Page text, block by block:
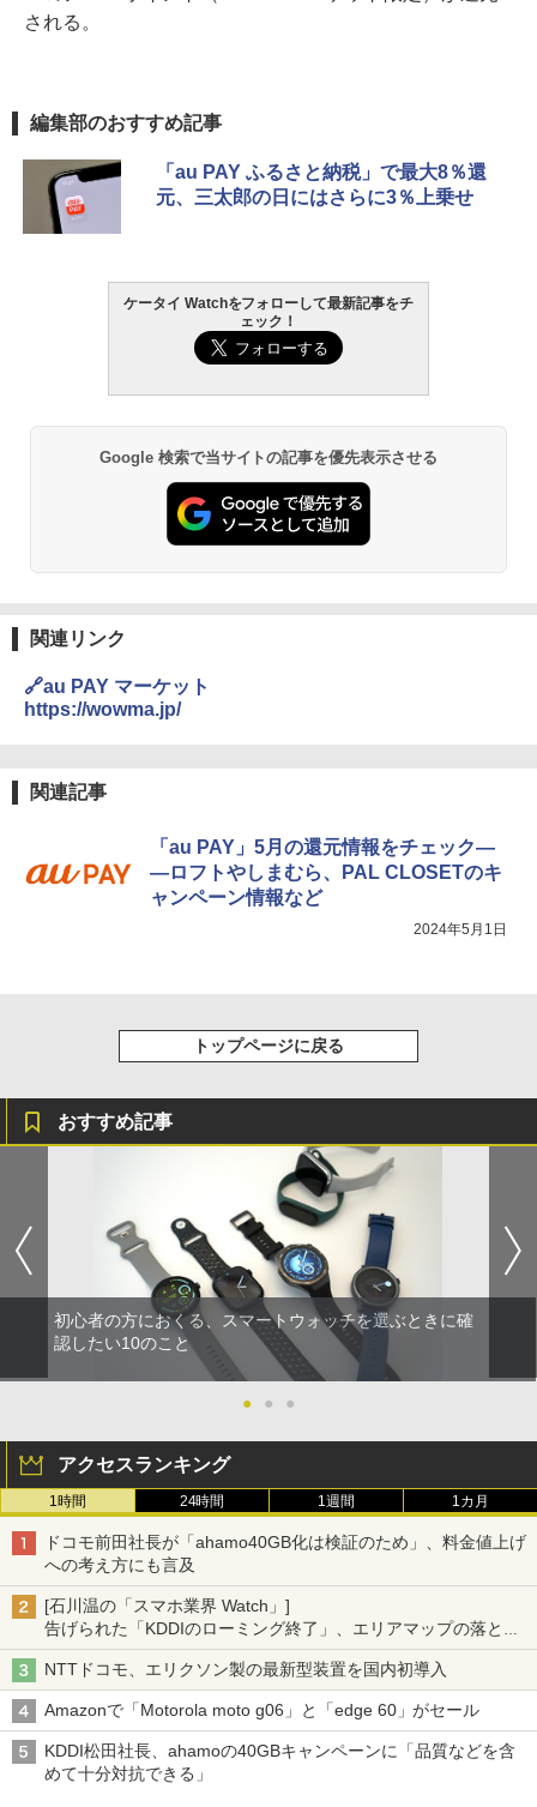
される。
編集部のおすすめ記事
「au PAY ふるさと納税」で最大8％還
元、三太郎の日にはさらに3％上乗せ
ケータイ Watchをフォローして最新記事をチ
ェック！
Google 検索で当サイトの記事を優先表示させる
関連リンク
🔗au PAY マーケット
https://wowma.jp/
関連記事
「au PAY」5月の還元情報をチェック―
―ロフトやしまむら、PAL CLOSETのキ
ャンペーン情報など
2024年5月1日
トップページに戻る
おすすめ記事
初心者の方におくる、スマートウォッチを選ぶときに確
認したい10のこと
● ● ●
アクセスランキング
1時間 24時間 1週間 1カ月
ドコモ前田社長が「ahamo40GB化は検証のため」、料金値上げ
への考え方にも言及
[石川温の「スマホ業界 Watch」]
告げられた「KDDIのローミング終了」、エリアマップの落とし
穴と楽天モバイルの課題
NTTドコモ、エリクソン製の最新型装置を国内初導入
Amazonで「Motorola moto g06」と「edge 60」がセール
KDDI松田社長、ahamoの40GBキャンペーンに「品質などを含
めて十分対抗できる」